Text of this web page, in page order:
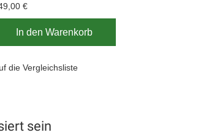
€
In den Warenkorb
die Vergleichsliste
sein